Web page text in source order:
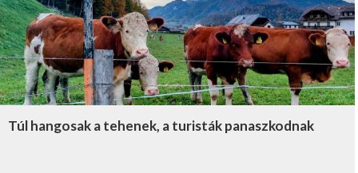
Túl hangosak a tehenek, a turisták panaszkodnak